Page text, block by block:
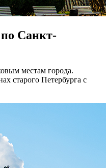
Санкт-
местам города.
старого Петербурга с